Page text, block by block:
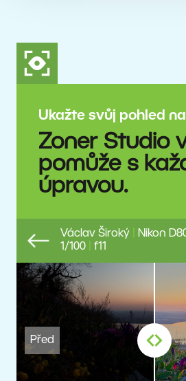
Ukažte svůj pohled
Zoner Studio
pomůže s
úpravou.
Previous
Václav Široký Nikon
1/100
f11